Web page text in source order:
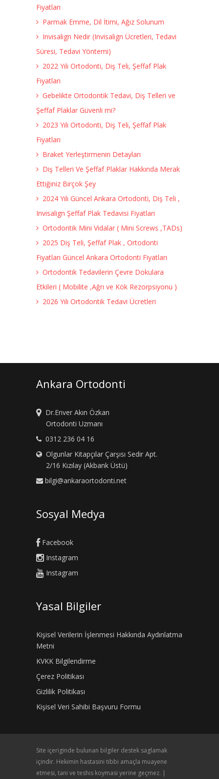
Fiyatları
Parmak Emme, Dil İtimi, Ağız Solunum
Invisalign Nedir (Invisalign Ücretleri, Tedavi
Süresi, Tedavi Yöntemi)
2022 Yılı Ortodonti, Diş Teli, Şeffaf Plak
Fiyatları
Gebelikte Ortodontik Tedavi, Diş Telleri ve
Şeffaf Plaklar Güvenli mi?
2023 Yılı Ortodonti, Diş Teli, Şeffaf Plak
Fiyatları
Braket Yerleştirmenin Detayları
Diş Telleri Ve Şeffaf Plaklar Hakkında Merak
Ettiğiniz Birçok Şey
2024 Yılı Güncel Ankara Ortodonti, Diş Teli ,
Invisalign Şeffaf Plak Tedavisi Fiyatları
Ortodontik Mini Vidalar ( Mini Screws ,TADs)
2025 Diş Teli, Şeffaf Plak , Ortodonti
Fiyatları Güncel Ankara Ortodonti Fiyatları
Ortodontik Tedavilerin Çevre Dokulara
Etkileri ( Mobilite ,Ağrı ve Kök Rezorpsiyonu )
2026 Yılı Ortodontik Tedavi Ücretleri
Ankara Ortodonti
Dr.Enver Akın Özkan
Ortodonti Uzmanı
0312 236 04 16
Olgunlar Kitapçılar Çarşısı Sedir Apt.
2/16 Kızılay (Akbank Üstü)
bilgi@ankaraortodonti.net
Sosyal Medya
Facebook
Instagram
Instagram
Yasal Bilgiler
Kişisel Verilerin İşlenmesi Hakkında Aydınlatma
Metni
KVKK Bilgilendirme
Çerez Politikası
Gizlilik Politikası
Kişisel Veri Sahibi Başvuru Formu
Site içeriginde bulunan bilgiler destek saglamak
içindir. Hekimin hastasini tibbi amaçla muayene
etmesi, tani ve teshis koymasi yerine geçmez. |